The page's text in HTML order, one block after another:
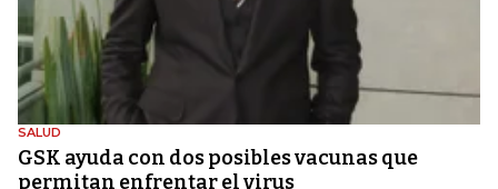
SALUD
GSK ayuda con dos posibles vacunas que
permitan enfrentar el virus